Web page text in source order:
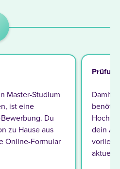
Master-Studium
ist eine
Du
zu Hause aus
Online-Formular
Prüfung
Damit
dein